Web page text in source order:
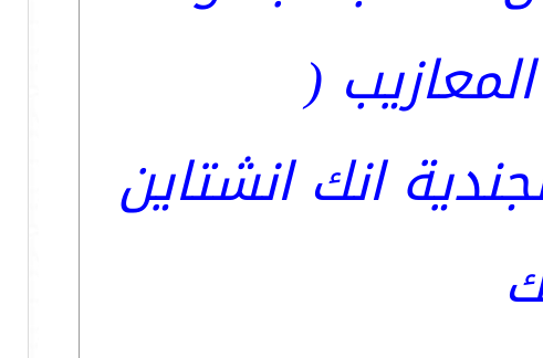
(
انك انشتاين